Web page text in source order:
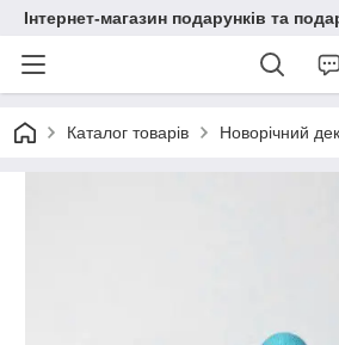
Інтернет-магазин подарунків та
Каталог товарів Новорічний